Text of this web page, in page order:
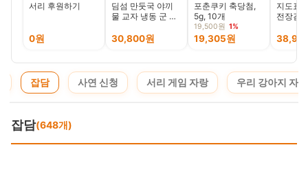
서리 후원하기
0원
딤섬 만둣국 야끼
물 교자 냉동 군 고
2kg, 2개
30,800원
포춘쿠키 축당첨,
5g, 10개
19,500원 1%
19,305원
지도표
전장김
30g, 20
잡담 사연 신청 서리 게임 자랑 우리 강아지 자랑
잡담(648개)